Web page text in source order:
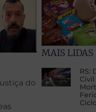
do
MAIS LIDAS
RS: